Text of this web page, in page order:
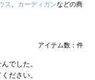
ス カーディガンなどの商
アイテム数： 件
でした。
ださい。